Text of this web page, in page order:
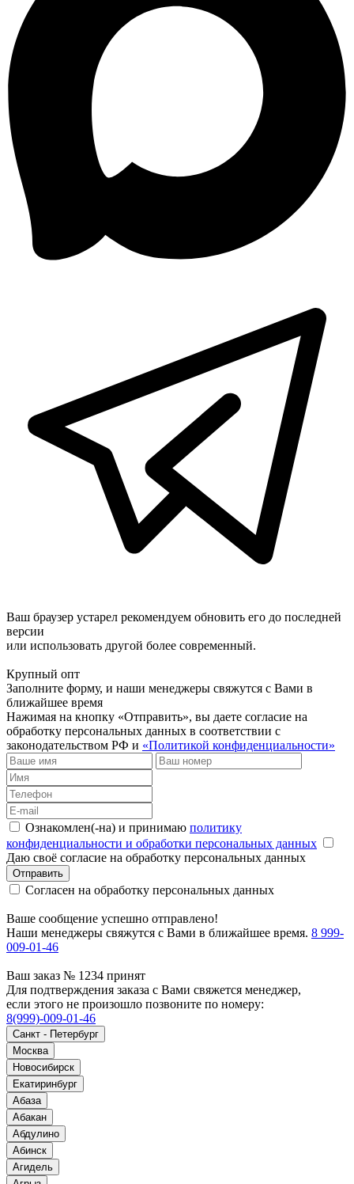
Ваш браузер устарел рекомендуем обновить его до последней
версии
или использовать другой более современный.
Крупный опт
Заполните форму, и наши менеджеры свяжутся с Вами в
ближайшее время
Нажимая на кнопку «Отправить», вы даете согласие на
обработку персональных данных в соответствии с
законодательством РФ и «Политикой конфиденциальности»
Ознакомлен(-на) и принимаю политику
конфиденциальности и обработки персональных данных
Даю своё согласие на обработку персональных данных
Отправить
Согласен на обработку персональных данных
Ваше сообщение успешно отправлено!
Наши менеджеры свяжутся с Вами в ближайшее время. 8 999-
009-01-46
Ваш заказ № 1234 принят
Для подтверждения заказа с Вами свяжется менеджер,
если этого не произошло позвоните по номеру:
8(999)-009-01-46
Санкт - Петербург
Москва
Новосибирск
Екатиринбург
Абаза
Абакан
Абдулино
Абинск
Агидель